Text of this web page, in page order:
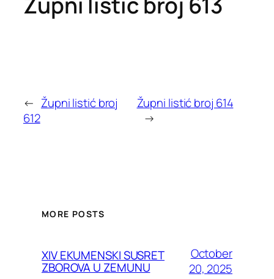
← Župni listić broj
612
Župni listić broj 614
→
MORE POSTS
XIV EKUMENSKI SUSRET
ZBOROVA U ZEMUNU
October
20, 2025